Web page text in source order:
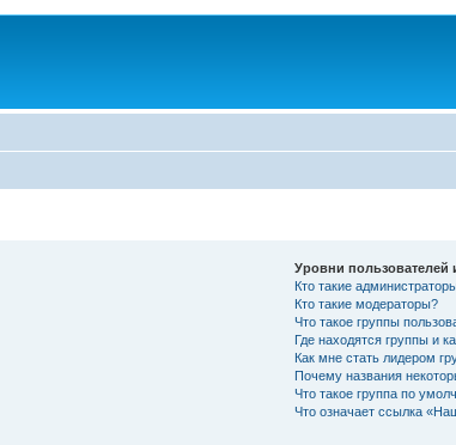
Уровни пользователей
Кто такие
Кто такие модераторы?
Что такое группы
Где находятся группы и
Как мне стать лидером
Почему названия
Что такое группа по
Что означает ссылка